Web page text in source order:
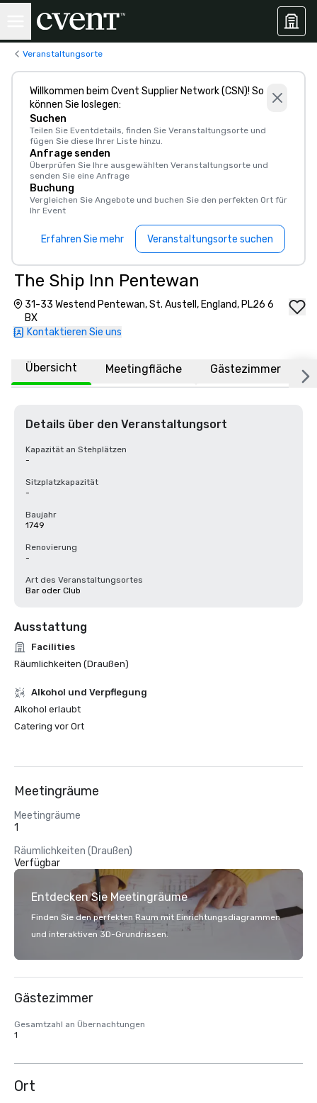
Veranstaltungsorte
Willkommen beim Cvent Supplier Network (CSN)! So
können Sie loslegen:
Suchen
Teilen Sie Eventdetails, finden Sie Veranstaltungsorte und
fügen Sie diese Ihrer Liste hinzu.
Anfrage senden
Überprüfen Sie Ihre ausgewählten Veranstaltungsorte und
senden Sie eine Anfrage
Buchung
Vergleichen Sie Angebote und buchen Sie den perfekten Ort für
Ihr Event
Erfahren Sie mehr Veranstaltungsorte suchen
The Ship Inn Pentewan
31-33 Westend Pentewan, St. Austell, England, PL26 6
BX
Kontaktieren Sie uns
Übersicht Meetingfläche Gästezimmer
Details über den Veranstaltungsort
Kapazität an Stehplätzen
-
Sitzplatzkapazität
-
Baujahr
1749
Renovierung
-
Art des Veranstaltungsortes
Bar oder Club
Ausstattung
Facilities
Räumlichkeiten (Draußen)
‪Alkohol‬ und Verpflegung
‪Alkohol‬ erlaubt
Catering vor Ort
Meetingräume
Meetingräume
1
Räumlichkeiten (Draußen)
Verfügbar
Entdecken Sie Meetingräume
Finden Sie den perfekten Raum mit Einrichtungsdiagrammen
und interaktiven 3D-Grundrissen.
Gästezimmer
Gesamtzahl an Übernachtungen
1
Ort